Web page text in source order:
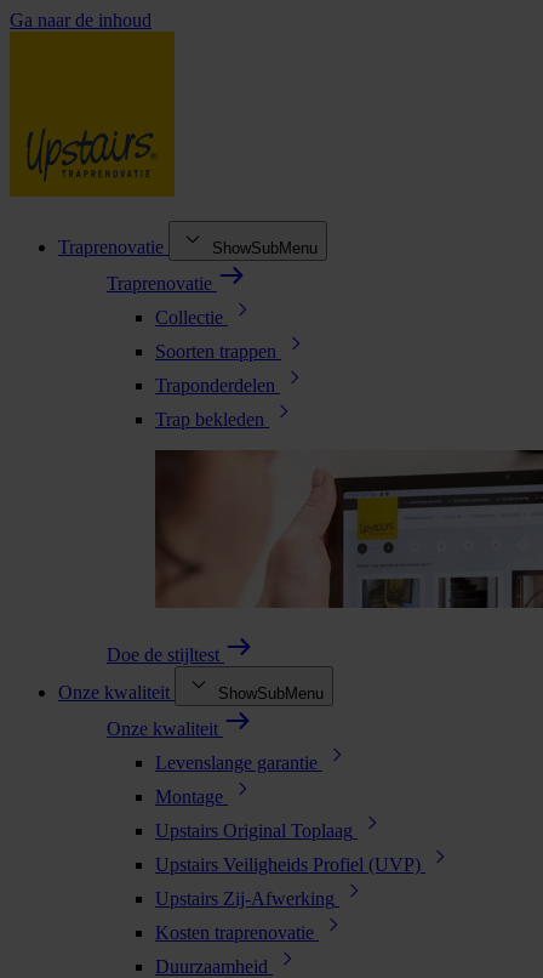
Ga naar de inhoud
Traprenovatie ShowSubMenu
Traprenovatie
Collectie
Soorten trappen
Traponderdelen
Trap bekleden
Doe de stijltest
Onze kwaliteit
ShowSubMenu
Onze kwaliteit
Levenslange garantie
Montage
Upstairs Original Toplaag
Upstairs Veiligheids Profiel (UVP)
Upstairs Zij-Afwerking
Kosten traprenovatie
Duurzaamheid